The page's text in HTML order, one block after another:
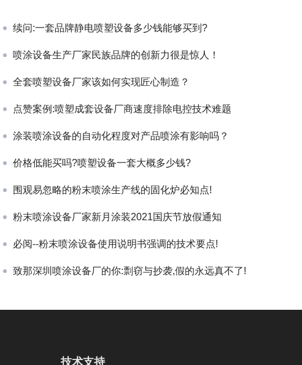
续问:一套品牌静电喷塑设备多少钱能够买到?
喷涂设备生产厂家民族品牌的创新力很是惊人！
全套喷塑设备厂家该如何实现匠心制造？
点赞案例:喷塑成套设备厂商速度排除电控技术难题
涂装喷涂设备的自动化程度对产品喷涂有影响吗？
价格低能买吗?喷塑设备一套大概多少钱?
围观易忽略的粉末喷涂生产线的固化炉必知点!
粉末喷涂设备厂家新月涂装2021国庆节放假通知
必阅--粉末喷涂设备使用说明书强调的技术要点!
致那深圳喷涂设备厂的你:剽窃与抄袭,假的永远真不了!
技术支持